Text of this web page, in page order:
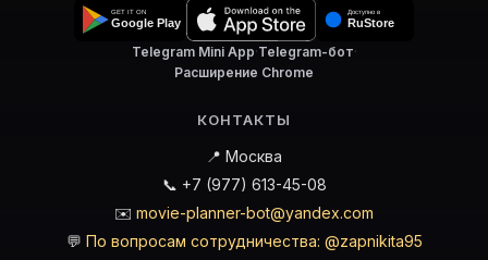
Telegram Mini App·Telegram-бот·
Расширение Chrome
КОНТАКТЫ
📍 Москва
📞 +7 (977) 613-45-08
✉️ movie-planner-bot@yandex.com
💬 По вопросам сотрудничества: @zapnikita95